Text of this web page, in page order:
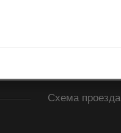
Схема проезда